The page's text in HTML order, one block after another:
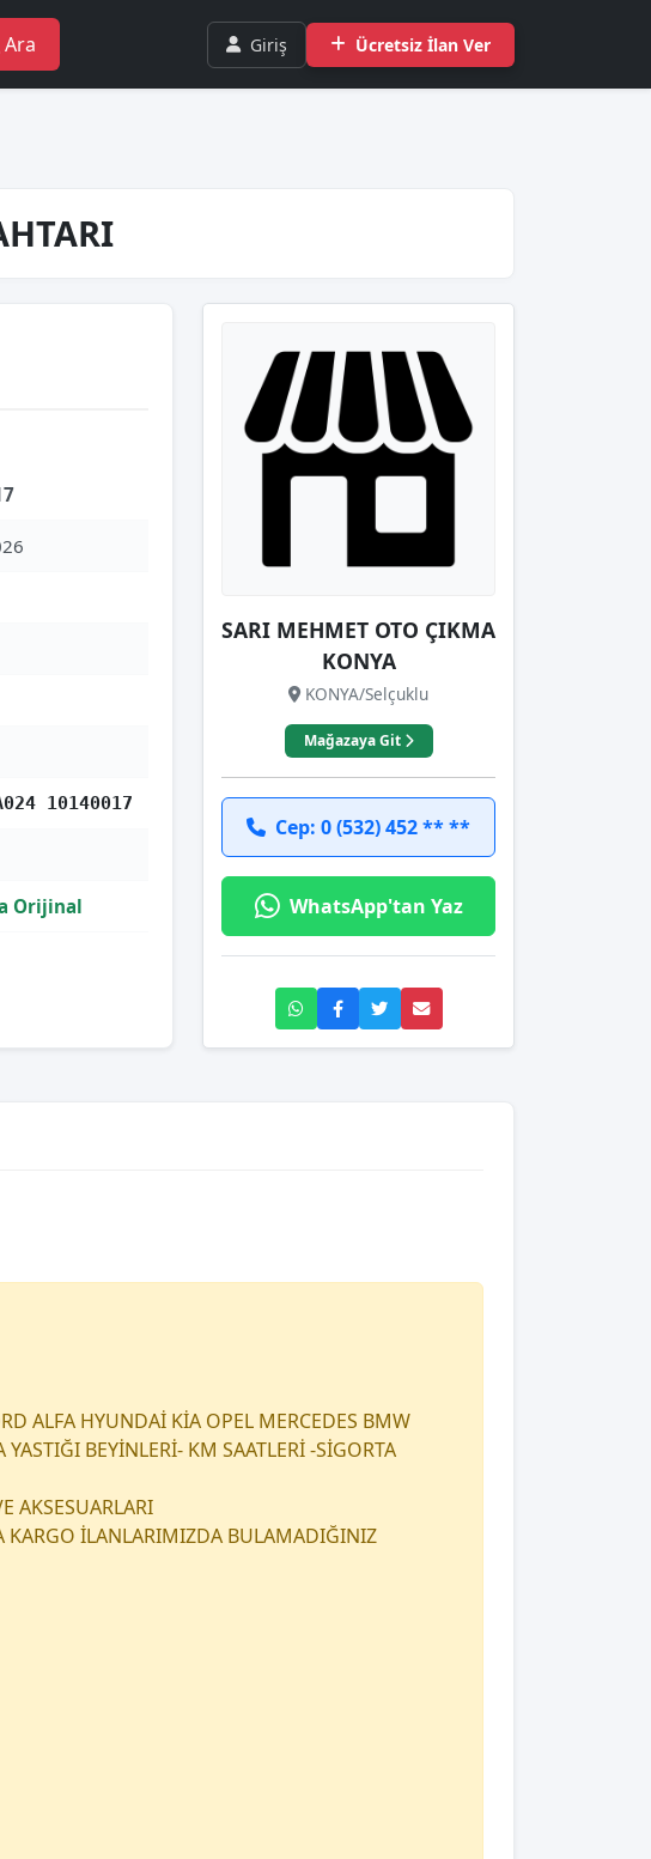
Ara Giriş Ücretsiz İlan Ver
10140017
Orijinal
SARI MEHMET OTO ÇIKMA
KONYA
KONYA/Selçuklu
Mağazaya Git
Cep: 0 (532) 452 ** **
WhatsApp'tan Yaz
ALFA HYUNDAİ KİA OPEL MERCEDES BMW
BEYİNLERİ- KM SAATLERİ -SİGORTA
AKSESUARLARI
KARGO İLANLARIMIZDA BULAMADIĞINIZ